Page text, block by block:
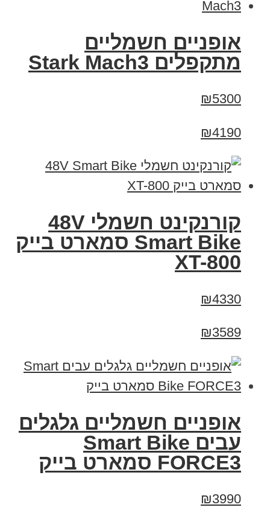
‏אופניים חשמליים
‏מתקפלים Stark Mach3
₪5300
₪4190
קורנקינט חשמלי 48V
Smart Bike סמארט בייק
XT-800
₪4330
₪3589
אופניים חשמליים גלגלים
עבים Smart Bike
FORCE3 סמארט בייק
₪3990